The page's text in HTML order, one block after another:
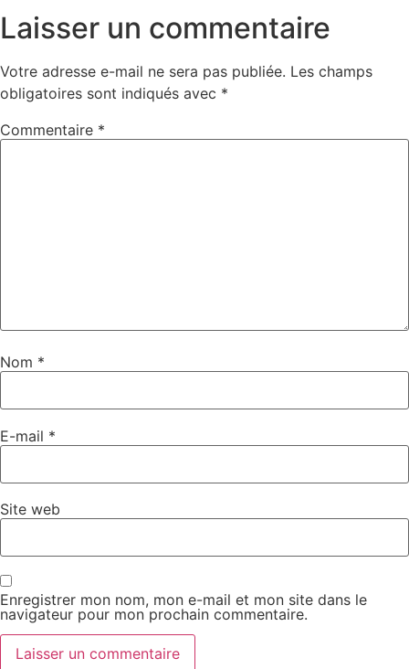
Laisser un commentaire
Votre adresse e-mail ne sera pas publiée. Les champs
obligatoires sont indiqués avec *
Commentaire *
Nom *
E-mail *
Site web
Enregistrer mon nom, mon e-mail et mon site dans le
navigateur pour mon prochain commentaire.